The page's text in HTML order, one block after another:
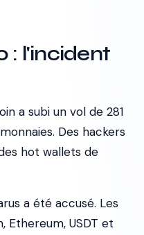
: l'incident
a subi un vol de 281
Des hackers
hot wallets de
a été accusé. Les
Ethereum, USDT et